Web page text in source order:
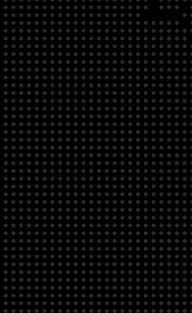
de la chaine du froid
les équipements de la chaîne du
pratiques, leurs performances et
froid, ses grands enjeux, son